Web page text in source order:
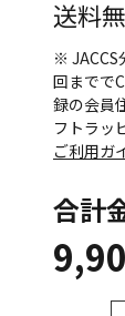
送料
※ JACCS
回までで
録の会員
フトラッ
ご利用ガ
合計